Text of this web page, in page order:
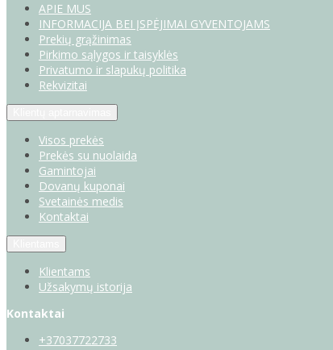
APIE MUS
INFORMACIJA BEI ĮSPĖJIMAI GYVENTOJAMS
Prekių grąžinimas
Pirkimo sąlygos ir taisyklės
Privatumo ir slapukų politika
Rekvizitai
Visos prekės
Prekės su nuolaida
Gamintojai
Dovanų kuponai
Svetainės medis
Kontaktai
Klientams
Užsakymų istorija
Kontaktai
+37037722733